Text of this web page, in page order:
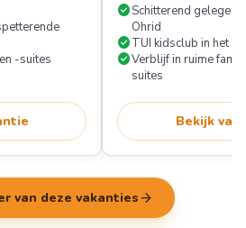
-suites
check_circleSchitterend gelegen
Ohrid
check_circleTUI kidsclub in het
check_circleVerblijf in ruime
suites
Bekijk
van deze vakanties arrow_forward